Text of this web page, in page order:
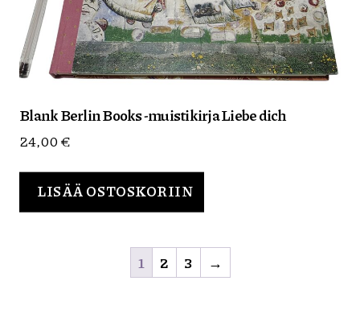
Blank Berlin Books -muistikirja Liebe dich
24,00€
LISÄÄ OSTOSKORIIN
1 2 3 →